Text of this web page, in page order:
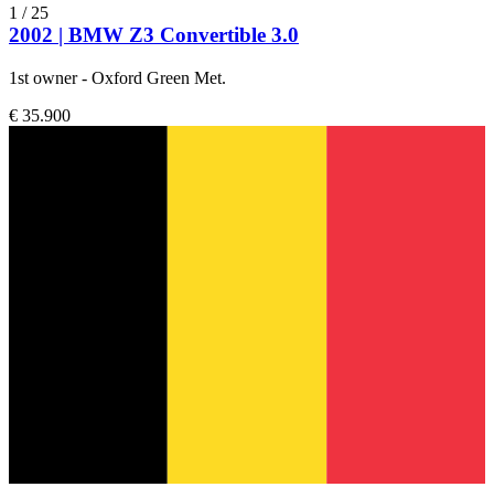
1 / 25
2002 | BMW Z3 Convertible 3.0
1st owner - Oxford Green Met.
€ 35.900